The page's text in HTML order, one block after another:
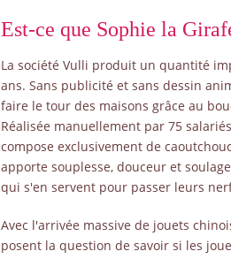
Est-ce que Sophie la
La société Vulli produit un quantité
ans. Sans publicité et sans dessin
faire le tour des maisons grâce au
Réalisée manuellement par 75
compose exclusivement de
apporte souplesse, douceur et
qui s'en servent pour passer leurs
Avec l'arrivée massive de jouets
posent la question de savoir si les